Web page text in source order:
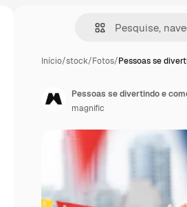
Início/stock/Fotos/Pessoas se
Pessoas se divertindo e
magnific